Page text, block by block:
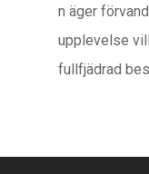
n äger
upplevelse
fullfjädrad